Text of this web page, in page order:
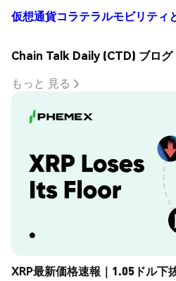
仮想通貨コラテラルモビリティ
Chain Talk Daily (CTD) ブログ
もっと 見る
XRP最新価格速報｜1.05ドル下